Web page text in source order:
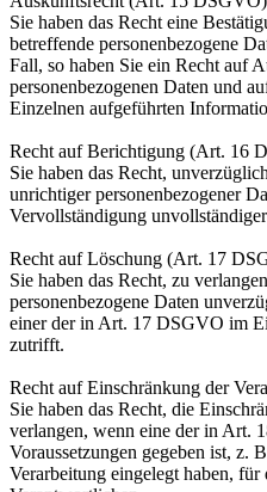
Sie haben das Recht eine
betreffende personenbezogene
Fall, so haben Sie ein Recht auf
personenbezogenen Daten und
Einzelnen aufgeführten
Recht auf Berichtigung (Art. 16
Sie haben das Recht,
unrichtiger personenbezogener
Vervollständigung
Recht auf Löschung (Art. 17
Sie haben das Recht, zu
personenbezogene Daten
einer der in Art. 17 DSGVO im
zutrifft.
Recht auf Einschränkung der
Sie haben das Recht, die
verlangen, wenn eine der in Art.
Voraussetzungen gegeben ist, z.
Verarbeitung eingelegt haben,